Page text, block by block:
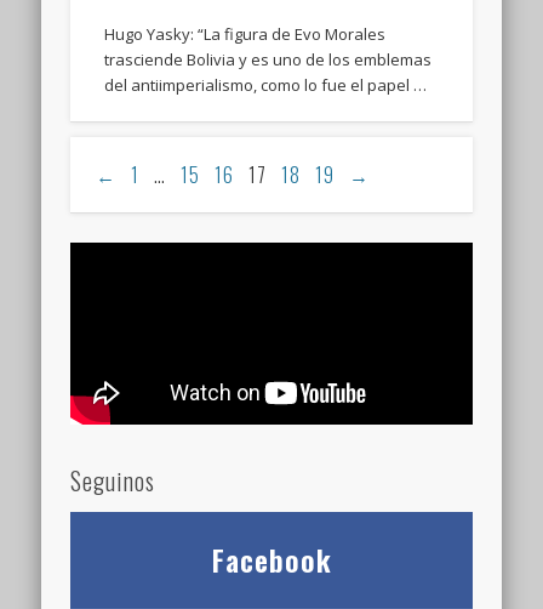
Hugo Yasky: “La figura de Evo Morales
trasciende Bolivia y es uno de los emblemas
del antiimperialismo, como lo fue el papel …
← 1 … 15 16 17 18 19 →
Seguinos
Facebook